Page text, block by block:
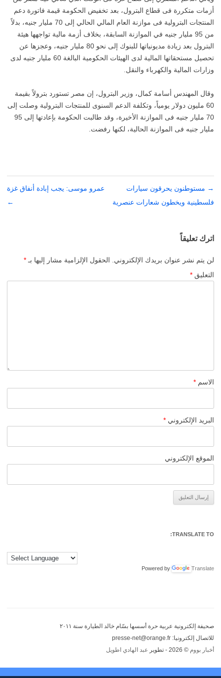
أزمات متكررة فى قطاع البترول، بعد تخفيض الحكومة قيمة فاتورة دعم
المنتجات البترولية فى موازنة العام المالي الحالي إلى 70 مليار جنيه، بدلاً
من 95 مليار جنيه في الموازنة السابقة، بخلاف أزمة مالية تواجهها هيئة
البترول بعد زيادة مديونياتها للبنوك إلى نحو 80 مليار جنيه، وعجزها عن
تحصيل مستحقاتها المالية لدى الهيئات الحكومية البالغة 60 مليار جنيه لدى
وزارات المالية والكهرباء والنقل.
وقال المهندس أسامة كمال، وزير البترول، إن مصر تستورد بترولاً بقيمة
60 مليون دولار يومياً، وتكلفة الدعم السنوى للمنتجات البترولية وصلت إلى
70 مليار جنيه فى الموازنة الأخيرة، وقد طالبت الحكومة بإعادتها إلى 95
مليار جنيه فى الموازنة الحالية، لكنها رفضت.
تصفّح
المقالات
→ مستوطنون يحرقون سيارات
فلسطينية ويخطون شعارات عنصرية
عمرو موسى: يجب إبادة أنفاق غزة
←
اترك تعليقاً
لن يتم نشر عنوان بريدك الإلكتروني. الحقول الإلزامية مشار إليها بـ *
التعليق *
الاسم *
البريد الإلكتروني *
الموقع الإلكتروني
TRANSLATE TO:
Powered by Translate
صحيفة إلكترونية عربية حرة أسسها بسّام خالد الطيارة سنة ٢٠١١
للاتصال إلكترونيا: presse-net@orange.fr
أخبار بووم © 2026 - تطوير عبد الهادي اطويل